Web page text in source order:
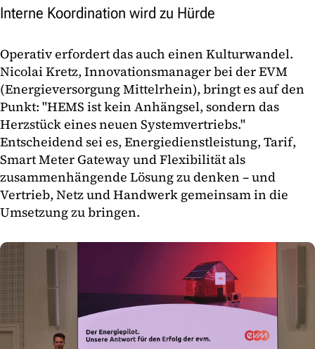
Interne Koordination wird zu Hürde
Operativ erfordert das auch einen Kulturwandel.
Nicolai Kretz, Innovationsmanager bei der EVM
(Energieversorgung Mittelrhein), bringt es auf den
Punkt: "HEMS ist kein Anhängsel, sondern das
Herzstück eines neuen Systemvertriebs."
Entscheidend sei es, Energiedienstleistung, Tarif,
Smart Meter Gateway und Flexibilität als
zusammenhängende Lösung zu denken – und
Vertrieb, Netz und Handwerk gemeinsam in die
Umsetzung zu bringen.